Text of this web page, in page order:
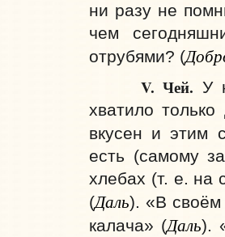
ни разу не
чем
отрубями? (
V. Чей.У
хватило
вкусен и этим
есть (самому
хлебах (т. е. на
(Даль). «В своём
калача» (Даль).